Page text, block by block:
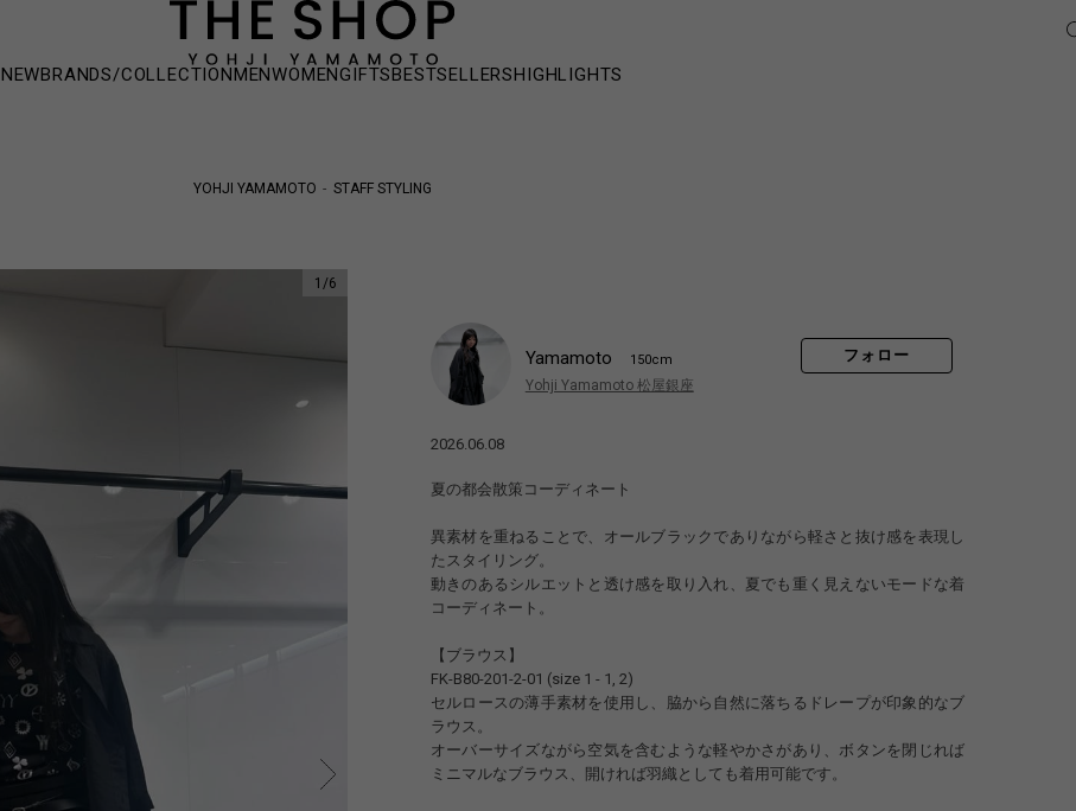
NEWBRANDS/COLLECTIONMENWOMENGIFTSBESTSELLERSHIGHLIGHTS
YOHJI YAMAMOTO STAFF STYLING
1 /6
Yamamoto 150cm
Yohji Yamamoto 松屋銀座
フォロー
2026.06.08
夏の都会散策コーディネート
異素材を重ねることで、オールブラックでありながら軽さと抜け感を表現し
たスタイリング。
動きのあるシルエットと透け感を取り入れ、夏でも重く見えないモードな着
コーディネート。
【ブラウス】
FK-B80-201-2-01 (size 1 - 1, 2)
セルロースの薄手素材を使用し、脇から自然に落ちるドレープが印象的なブ
ラウス。
オーバーサイズながら空気を含むような軽やかさがあり、ボタンを閉じれば
ミニマルなブラウス、開ければ羽織としても着用可能です。